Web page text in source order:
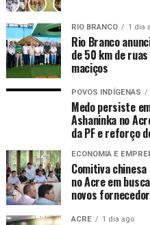
RIO BRANCO 1 dia
Rio Branco
de 50 km de
maciços
POVOS INDÍGENAS
Medo persiste
Ashaninka no
da PF e reforço
ECONOMIA E
Comitiva
no Acre em
novos
ACRE 1 dia ago